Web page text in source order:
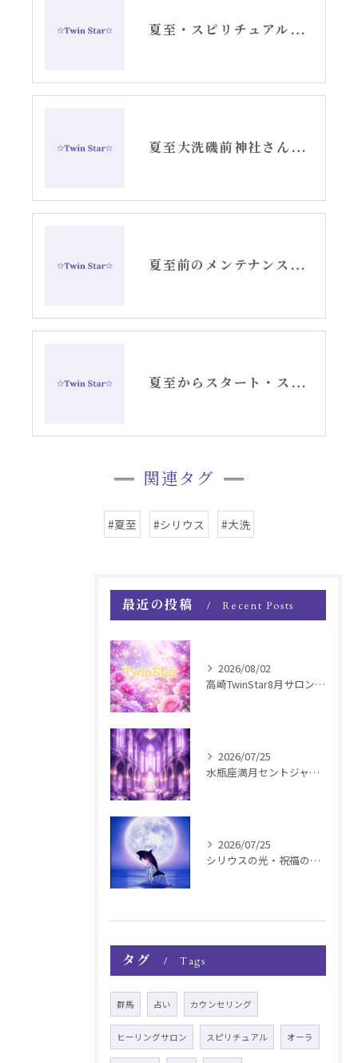
夏至・スピリチュアル・酒列磯前神社さんからもシリウススターヒーリング
夏至大洗磯前神社さんよりスピリチュアル・シリウススターヒーリング
夏至前のメンテナンススヒーリングセッション・シリウス・レインドロップ
夏至からスタート・スピリチュアルな3日間・シリウス・セントジャーメインGSVF遠隔お知らせ
関連タグ
#夏至 #シリウス #大洗
最近の投稿 Recent Posts
2026/08/02
高崎TwinStar8月サロンお知らせ
2026/07/25
水瓶座満月セントジャーメインGSVF遠隔お知らせ
2026/07/25
シリウスの光・祝福の波動チャージ遠隔お知らせ〜銀河新年〜
タグ Tags
群馬 占い カウンセリング
ヒーリングサロン スピリチュアル オーラ